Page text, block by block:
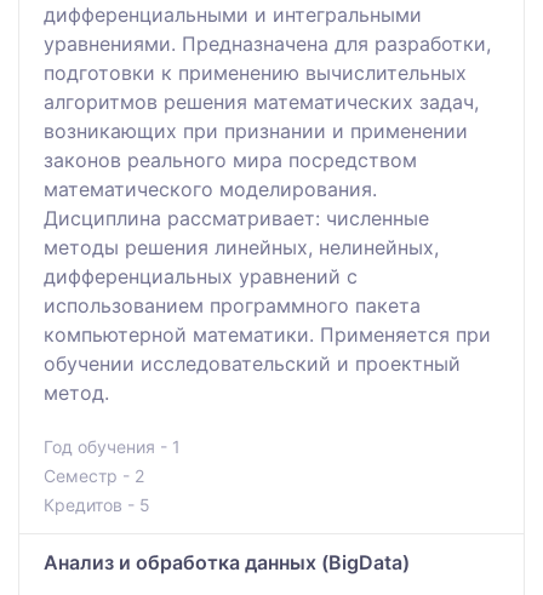
дифференциальными и интегральными
уравнениями. Предназначена для разработки,
подготовки к применению вычислительных
алгоритмов решения математических задач,
возникающих при признании и применении
законов реального мира посредством
математического моделирования.
Дисциплина рассматривает: численные
методы решения линейных, нелинейных,
дифференциальных уравнений с
использованием программного пакета
компьютерной математики. Применяется при
обучении исследовательский и проектный
метод.
Год обучения - 1
Семестр - 2
Кредитов - 5
Анализ и обработка данных (BigData)